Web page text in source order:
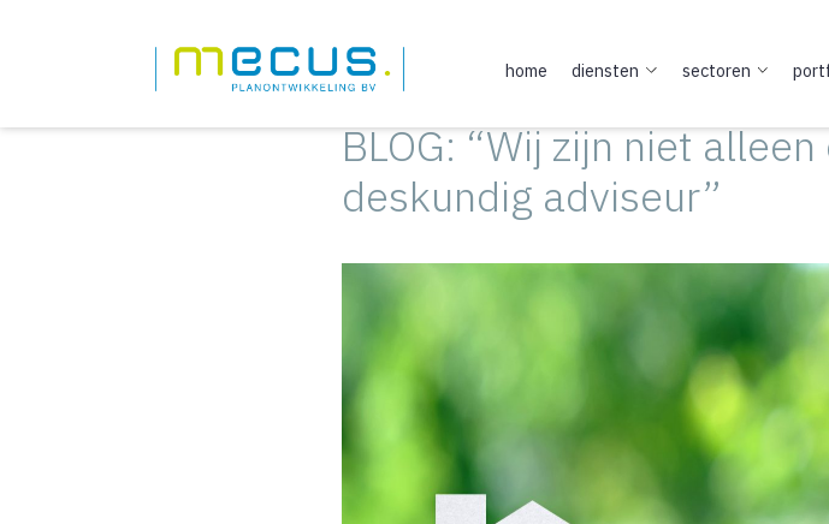
home diensten sectoren
BLOG: “Wij zijn niet
deskundig adviseur”